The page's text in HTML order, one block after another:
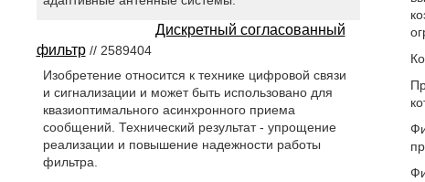
Дискретный согласованный
фильтр// 2589404
Изобретение относится к технике цифровой связи
и сигнализации и может быть использовано для
квазиоптимального асинхронного приема
сообщений. Технический результат - упрощение
реализации и повышение надежности работы
фильтра.